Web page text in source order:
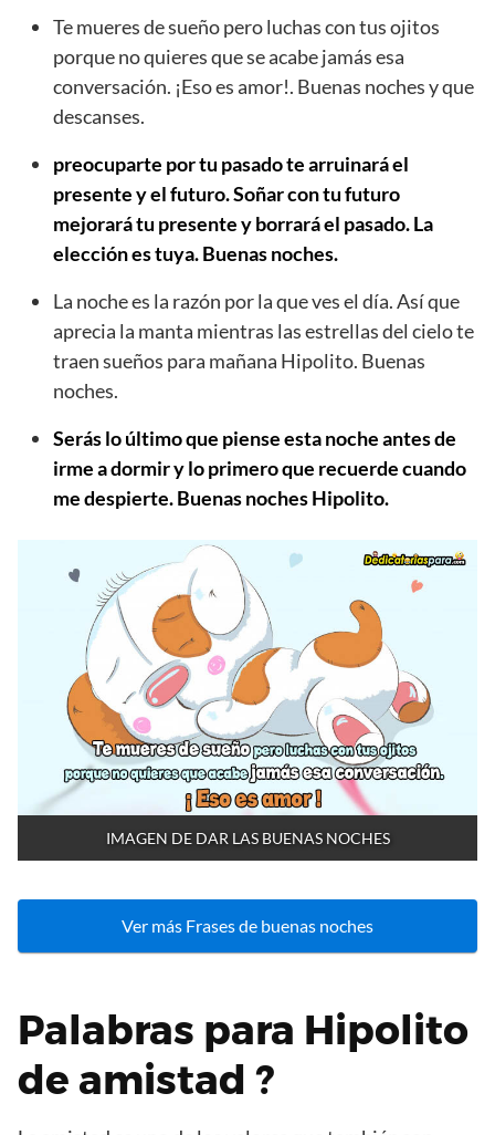
Te mueres de sueño pero luchas con tus ojitos
porque no quieres que se acabe jamás esa
conversación. ¡Eso es amor!. Buenas noches y que
descanses.
preocuparte por tu pasado te arruinará el
presente y el futuro. Soñar con tu futuro
mejorará tu presente y borrará el pasado. La
elección es tuya. Buenas noches.
La noche es la razón por la que ves el día. Así que
aprecia la manta mientras las estrellas del cielo te
traen sueños para mañana Hipolito. Buenas
noches.
Serás lo último que piense esta noche antes de
irme a dormir y lo primero que recuerde cuando
me despierte. Buenas noches Hipolito.
IMAGEN DE DAR LAS BUENAS NOCHES
Ver más Frases de buenas noches
Palabras para Hipolito
de amistad ?